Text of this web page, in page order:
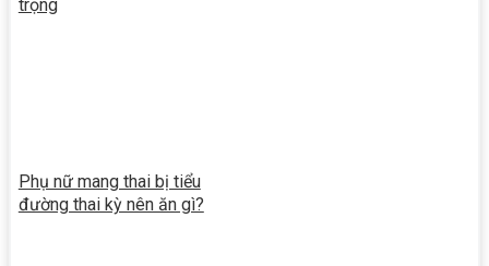
trọng
Phụ nữ mang thai bị tiểu
đường thai kỳ nên ăn gì?